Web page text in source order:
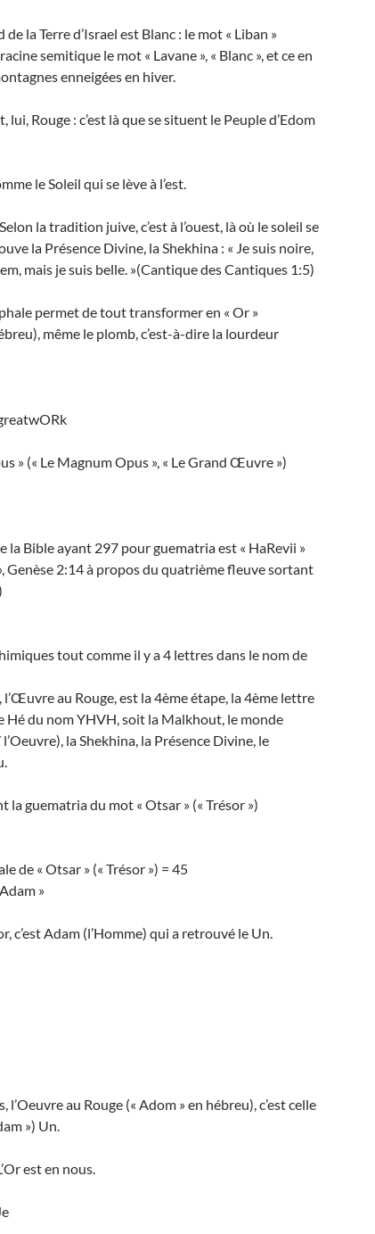
de la Terre d’Israel est Blanc : le mot « Liban »
semitique le mot « Lavane », « Blanc », et ce en
enneigées en hiver.
lui, Rouge : c’est là que se situent le Peuple d’Edom
le Soleil qui se lève à l’est.
la tradition juive, c’est à l’ouest, là où le soleil se
la Présence Divine, la Shekhina : « Je suis noire,
mais je suis belle. »(Cantique des Cantiques 1:5)
permet de tout transformer en « Or »
même le plomb, c’est-à-dire la lourdeur
» (« Le Magnum Opus », « Le Grand Œuvre »)
la Bible ayant 297 pour guematria est « HaRevii »
Genèse 2:14 à propos du quatrième fleuve sortant
tout comme il y a 4 lettres dans le nom de
au Rouge, est la 4ème étape, la 4ème lettre
Hé du nom YHVH, soit la Malkhout, le monde
l’Oeuvre), la Shekhina, la Présence Divine, le
la guematria du mot « Otsar » (« Trésor »)
de « Otsar » (« Trésor ») = 45
»
c’est Adam (l’Homme) qui a retrouvé le Un.
l’Oeuvre au Rouge (« Adom » en hébreu), c’est celle
») Un.
est en nous.